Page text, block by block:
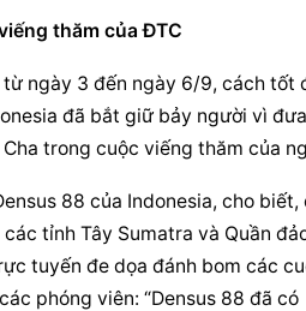
thăm của ĐTC
ngày 3 đến ngày 6/9, cách tốt
đã bắt giữ bảy người vì
trong cuộc viếng thăm của
88 của Indonesia, cho biết,
tỉnh Tây Sumatra và Quần
tuyến đe dọa đánh bom các
phóng viên: “Densus 88 đã có